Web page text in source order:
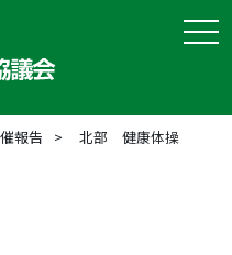
報告 北部 健康体操